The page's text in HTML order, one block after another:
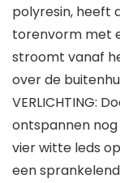
polyresin, heeft
torenvorm met
stroomt vanaf
over de
VERLICHTING:
ontspannen
vier witte leds
een